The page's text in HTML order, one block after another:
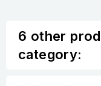
6 other
category: